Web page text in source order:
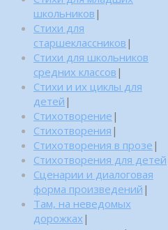
школьников |
Стихи для
старшеклассников |
Стихи для школьников
средних классов |
Стихи и их циклы для
детей |
Стихотворение |
Стихотворения |
Стихотворения в прозе |
Стихотворения для детей
Сценарии и диалоговая
форма произведений |
Там, на неведомых
дорожках |